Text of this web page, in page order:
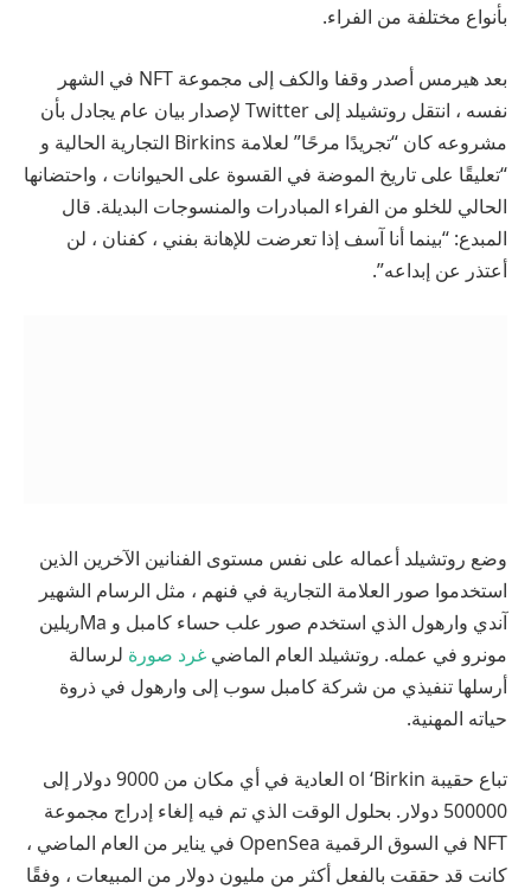
بأنواع مختلفة من الفراء.
بعد هيرمس أصدر وقفا والكف
إلى مجموعة NFT في الشهر
نفسه ، انتقل روتشيلد إلى Twitter لإصدار بيان عام يجادل بأن
مشروعه كان “تجريدًا مرحًا” لعلامة Birkins التجارية الحالية و
“تعليقًا على تاريخ الموضة في القسوة على الحيوانات ، واحتضانها
الحالي للخلو من الفراء المبادرات والمنسوجات البديلة. قال
المبدع: “بينما أنا آسف إذا تعرضت للإهانة بفني ، كفنان ، لن
أعتذر عن إبداعه”.
وضع روتشيلد أعماله على نفس مستوى الفنانين الآخرين الذين
استخدموا صور العلامة التجارية في فنهم ، مثل الرسام الشهير
آندي وارهول الذي استخدم صور علب حساء كامبل و Maريلين
مونرو في عمله. روتشيلد العام الماضي غرد صورة لرسالة
أرسلها تنفيذي من شركة كامبل سوب إلى وارهول في ذروة
حياته المهنية.
تباع حقيبة ol ‘Birkin العادية في أي مكان من 9000 دولار إلى
500000 دولار. بحلول الوقت الذي تم فيه إلغاء إدراج مجموعة
NFT في السوق الرقمية OpenSea في يناير من العام الماضي ،
كانت قد حققت بالفعل أكثر من مليون دولار من المبيعات ، وفقًا